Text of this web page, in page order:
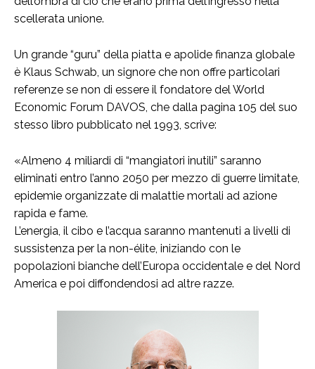
scellerata unione.
Un grande “guru” della piatta e apolide finanza globale
è Klaus Schwab, un signore che non offre particolari
referenze se non di essere il fondatore del World
Economic Forum DAVOS, che dalla pagina 105 del suo
stesso libro pubblicato nel 1993, scrive:
«Almeno 4 miliardi di “mangiatori inutili” saranno
eliminati entro l’anno 2050 per mezzo di guerre limitate,
epidemie organizzate di malattie mortali ad azione
rapida e fame.
L’energia, il cibo e l’acqua saranno mantenuti a livelli di
sussistenza per la non-élite, iniziando con le
popolazioni bianche dell’Europa occidentale e del Nord
America e poi diffondendosi ad altre razze.